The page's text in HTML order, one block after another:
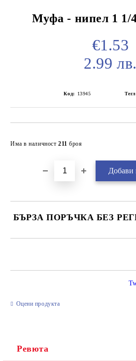
Муфа - нипел 1 1/
€1.53
2.99 лв.
Код: 13945
Има в наличност 211 броя
БЪРЗА ПОРЪЧКА БЕЗ
Оцени продукта
Ревюта